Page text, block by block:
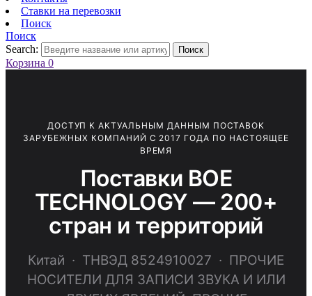
Ставки на перевозки
Поиск
Поиск
Search:
Поиск
Корзина 0
ДОСТУП К АКТУАЛЬНЫМ ДАННЫМ ПОСТАВОК
ЗАРУБЕЖНЫХ КОМПАНИЙ С 2017 ГОДА ПО НАСТОЯЩЕЕ
ВРЕМЯ
Поставки BOE
TECHNOLOGY — 200+
стран и территорий
Китай · ТНВЭД 8524910027 · ПРОЧИЕ
НОСИТЕЛИ ДЛЯ ЗАПИСИ ЗВУКА И ИЛИ